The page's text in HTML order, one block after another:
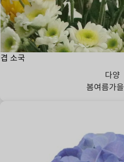
겹 소국
다양
봄여름가을